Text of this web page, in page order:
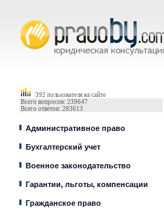
392 пользователя на сайте
Всего вопросов: 239647
Всего ответов: 283613
Административное право
Бухгалтерский учет
Военное законодательство
Гарантии, льготы, компенсации
Гражданское право